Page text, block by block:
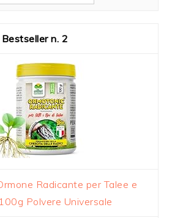
2
Radicante per Talee e
Polvere Universale